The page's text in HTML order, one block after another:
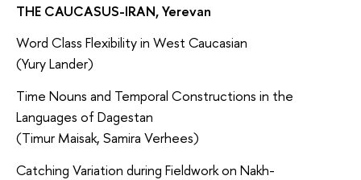
THE CAUCASUS-IRAN, Yerevan
Word Class Flexibility in West Caucasian
(Yury Lander)
Time Nouns and Temporal Constructions in the
Languages of Dagestan
(Timur Maisak, Samira Verhees)
Catching Variation during Fieldwork on Nakh-